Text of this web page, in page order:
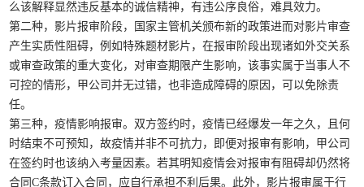
么该解释显然违反基本的诚信精神，有违公序良俗，难具效力。
第二种，影片报审阶段，国家主管机关颁布新的政策进而对影片审查
产生实质性阻碍，例如特殊题材影片，在报审阶段出现诸如外交关系
或审查政策的重大变化，对审查期限产生影响，该事实属于当事人不
可控的情形，甲公司并无过错，也非造成障碍的原因，可以免除责
任。
第三种，疫情影响报审。双方签约时，疫情已经爆发一年之久，且何
时结束不可预知，故疫情并非不可抗力，即便对报审有影响，甲公司
在签约时也该纳入考量因素。若其明知疫情会对报审有阻碍却仍然将
合同C条款订入合同，应自行承担不利后果。此外，影片报审属于行